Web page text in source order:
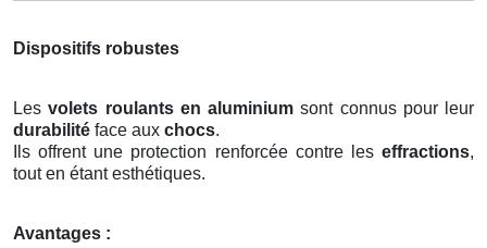
Dispositifs robustes
Lesvolets roulants en aluminium sont connus pour leur
durabilité face aux chocs.
Ils offrent une protection renforcée contre les effractions,
tout en étant esthétiques.
Avantages :